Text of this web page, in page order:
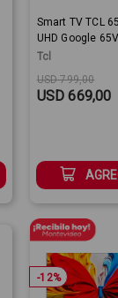
Smart TV TCL
UHD Google
Tcl
Original
USD 799,00
Sale Price:
USD 669,00
-12%